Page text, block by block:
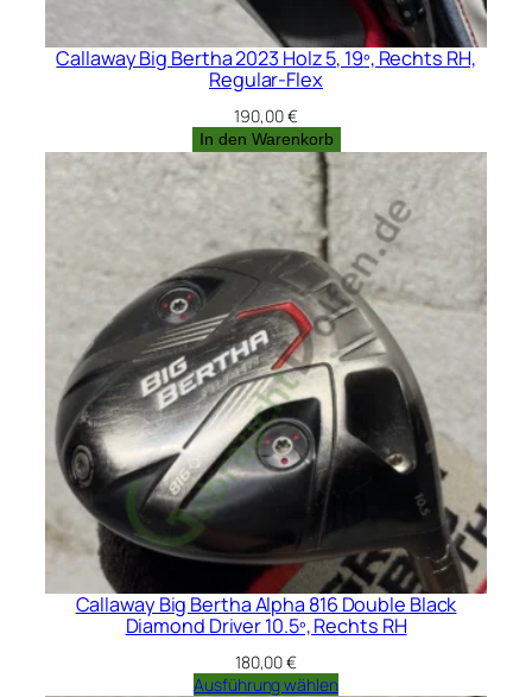
Callaway Big Bertha 2023 Holz 5, 19º, Rechts RH,
Regular-Flex
190,00€
In den Warenkorb
Callaway Big Bertha Alpha 816 Double Black
Diamond Driver 10.5º, Rechts RH
180,00€
Ausführung wählen